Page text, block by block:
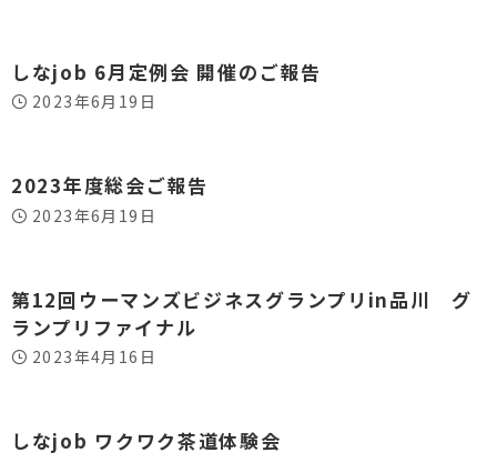
しなjob 6月定例会 開催のご報告
2023年6月19日
2023年度総会ご報告
2023年6月19日
第12回ウーマンズビジネスグランプリin品川 グ
ランプリファイナル
2023年4月16日
しなjob ワクワク茶道体験会